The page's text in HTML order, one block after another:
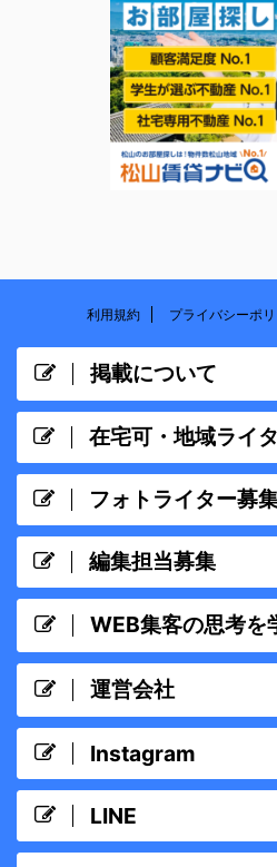
利用規約 プライバシーポ
掲載について
在宅可・地域ライ
フォトライター募
編集担当募集
WEB集客の思考を
運営会社
Instagram
LINE